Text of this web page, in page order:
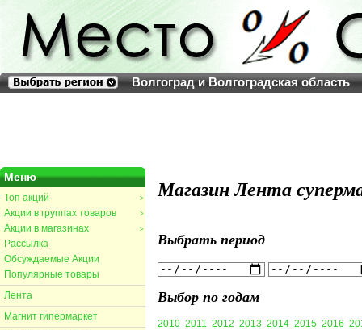
Волгоград и Волгоградская область
Меню
>
Топ акций
>
Акции в группах товаров
>
Акции в магазинах
Рассылка
Обсуждаемые Акции
Популярные товары
Лента
Магнит гипермаркет
Магазин Лента
Выбрать период
Выбор по годам
2010 2011 2012 2013 2014 2015 2016